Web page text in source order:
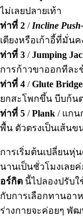
ไม่เลยปลายเท้า
ท่าที่ 2 /Incline
เตียงหรือเก้าอี้ที่มั่นค
ท่าที่ 3 /Jumping
การก้าวขาออกทีละ
ท่าที่ 4 /Glute
ยกสะโพกขึ้น บีบก้น
ท่าที่ 5 /Plank / แกน
พื้น ตัวตรงเป็นเส้นข
การเริ่มต้นเปลี่ยนหุ่
นานเป็นชั่วโมงเลย
อร์กิต นี้ไปลองปรับ
กับการเลือกทานอา
ร่างกายจะค่อยๆ พั